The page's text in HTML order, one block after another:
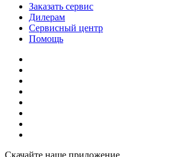
Заказать сервис
Дилерам
Сервисный центр
Помощь
Скачайте наше приложение